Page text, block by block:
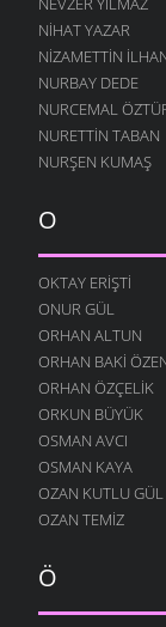
HE VALLAH
10 AĞUSTOS
GEÇMIŞ ZAMAN
10 AĞUSTOS
YAĞMURLU ŞIIR
10 AĞUSTOS
10 AĞUSTOS
YENIDEN
10 AĞUSTOS
DILFEZ
24 TEMMUZ
NIHAT YAZAR
NIZAMETTIN
NURBAY DEDE
NURCEMAL
NURETTIN TABAN
NURŞEN KUMAŞ
O
OKTAY ERIŞTI
ONUR GÜL
ORHAN ALTUN
ORHAN BAKI
ORHAN ÖZÇELIK
ORKUN BÜYÜK
OSMAN AVCI
OSMAN KAYA
OZAN KUTLU GÜL
OZAN TEMIZ
Ö